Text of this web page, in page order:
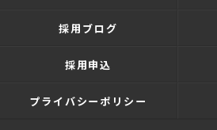
採用ブログ
採用申込
プライバシーポリシー